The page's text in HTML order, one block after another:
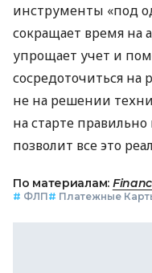
инструменты «под
сокращает время на
упрощает учет и
сосредоточиться на
не на решении
на старте
позволит все это
По материалам:
# ФЛП# Платежные